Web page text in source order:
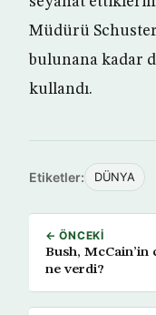
Müdürü
bulunana kadar
kullandı.
Etiketler: DÜNYA
← ÖNCEKI
Bush, McCain’in
ne verdi?